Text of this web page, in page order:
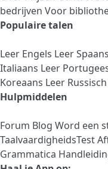
bedrijven Voor
Populaire talen
Leer Engels Leer Spaans
Italiaans Leer
Koreaans Leer Russisch
Hulpmiddelen
Forum Blog Word een
TaalvaardigheidsTest
Grammatica